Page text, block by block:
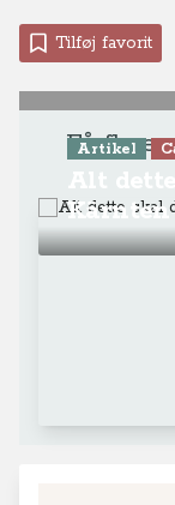
Tilføj favorit
Få flere
Artikel